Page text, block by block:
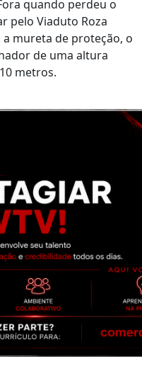
quando perdeu o
pelo Viaduto Roza
mureta de proteção, o
de uma altura
metros.